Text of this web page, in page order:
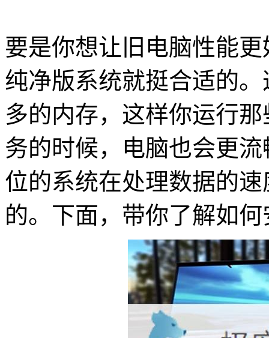
要是你想让旧电脑性能
纯净版系统就挺合适的
多的内存，这样你运行
务的时候，电脑也会更
位的系统在处理数据的
的。下面，带你了解如